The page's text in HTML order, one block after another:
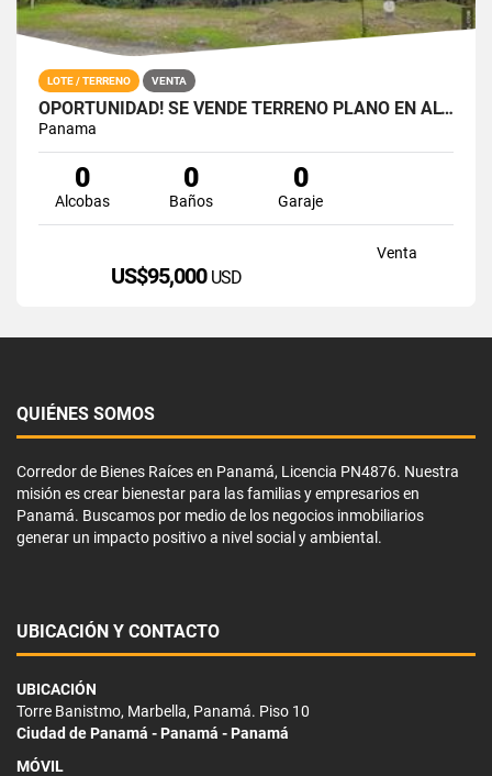
LOTE / TERRENO VENTA
OPORTUNIDAD! SE VENDE TERRENO PLANO EN ALTOS DEL MARIA
Panama
0
Alcobas
0
Baños
0
Garaje
Venta
US$95,000 USD
QUIÉNES SOMOS
Corredor de Bienes Raíces en Panamá, Licencia PN4876. Nuestra
misión es crear bienestar para las familias y empresarios en
Panamá. Buscamos por medio de los negocios inmobiliarios
generar un impacto positivo a nivel social y ambiental.
UBICACIÓN Y CONTACTO
UBICACIÓN
Torre Banistmo, Marbella, Panamá. Piso 10
Ciudad de Panamá - Panamá - Panamá
MÓVIL